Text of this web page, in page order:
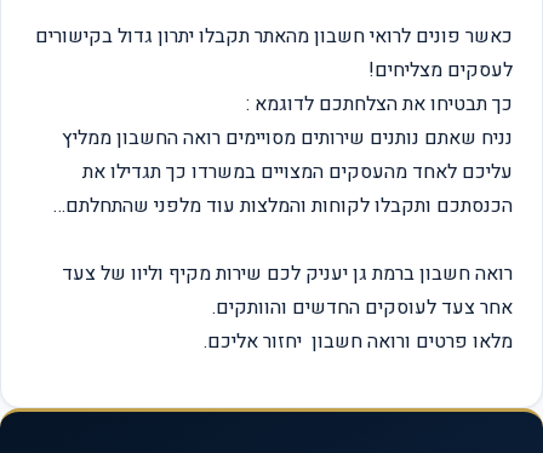
כאשר פונים לרואי חשבון מהאתר תקבלו יתרון גדול בקישורים
לעסקים מצליחים!
כך תבטיחו את הצלחתכם לדוגמא :
נניח שאתם נותנים שירותים מסויימים רואה החשבון ממליץ
עליכם לאחד מהעסקים המצויים במשרדו כך תגדילו את
הכנסתכם ותקבלו לקוחות והמלצות עוד מלפני שהתחלתם…
רואה חשבון ברמת גן יעניק לכם שירות מקיף וליוו של צעד
אחר צעד לעוסקים החדשים והוותקים.
מלאו פרטים ורואה חשבון יחזור אליכם.